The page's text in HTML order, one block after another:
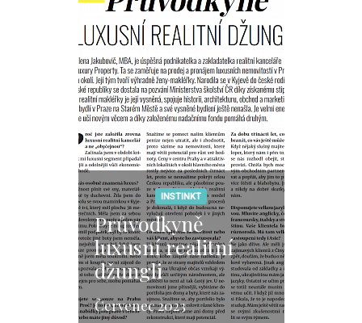
INSTINKT
Průvodkyně
luxusní realitní
džungli
Červenec 2023